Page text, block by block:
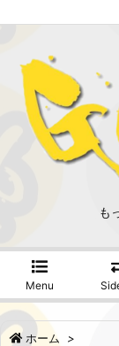
も
Menu
ホーム >